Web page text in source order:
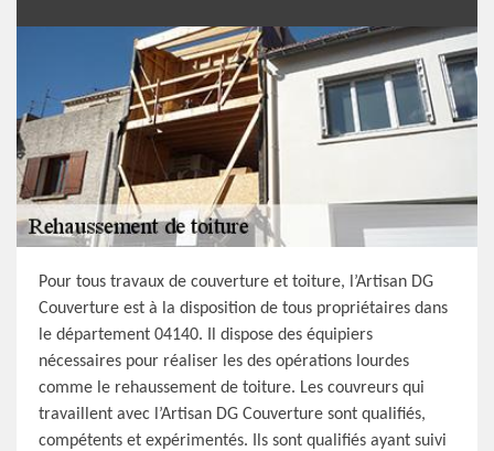
Pour tous travaux de couverture et toiture, l’Artisan DG
Couverture est à la disposition de tous propriétaires dans
le département 04140. Il dispose des équipiers
nécessaires pour réaliser les des opérations lourdes
comme le rehaussement de toiture. Les couvreurs qui
travaillent avec l’Artisan DG Couverture sont qualifiés,
compétents et expérimentés. Ils sont qualifiés ayant suivi